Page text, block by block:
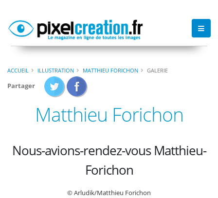
ACCUEIL ILLUSTRATION MATTHIEU FORICHON GALERIE
Partager
Matthieu Forichon
Nous-avions-rendez-vous Matthieu-
Forichon
© Arludik/Matthieu Forichon